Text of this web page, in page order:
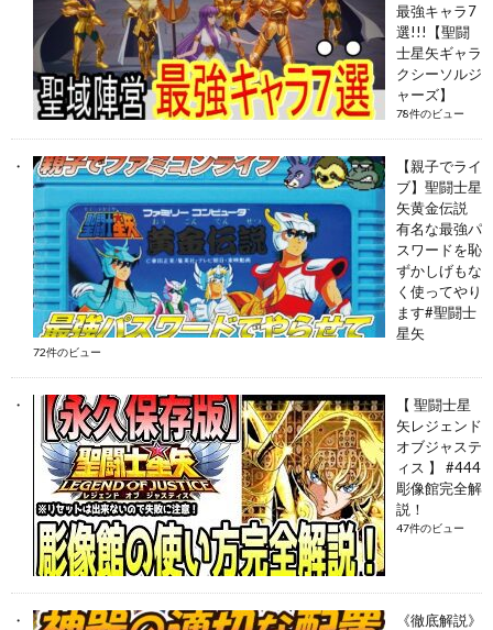
最強キャラ7
選!!!【聖闘
士星矢ギャラ
クシーソルジ
ャーズ】
78件のビュー
【親子でライ
ブ】聖闘士星
矢黄金伝説
有名な最強パ
スワードを恥
ずかしげもな
く使ってやり
ます#聖闘士
星矢
72件のビュー
【 聖闘士星
矢レジェンド
オブジャステ
ィス 】 #444
彫像館完全解
説！
47件のビュー
《徹底解説》